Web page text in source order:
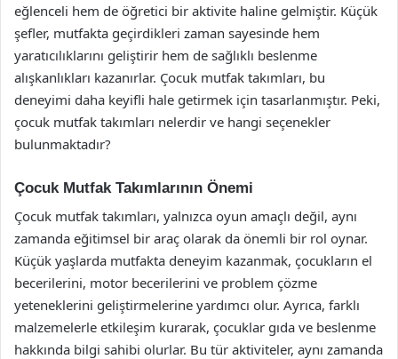
eğlenceli hem de öğretici bir aktivite haline gelmiştir. Küçük
şefler, mutfakta geçirdikleri zaman sayesinde hem
yaratıcılıklarını geliştirir hem de sağlıklı beslenme
alışkanlıkları kazanırlar. Çocuk mutfak takımları, bu
deneyimi daha keyifli hale getirmek için tasarlanmıştır. Peki,
çocuk mutfak takımları nelerdir ve hangi seçenekler
bulunmaktadır?
Çocuk Mutfak Takımlarının Önemi
Çocuk mutfak takımları, yalnızca oyun amaçlı değil, aynı
zamanda eğitimsel bir araç olarak da önemli bir rol oynar.
Küçük yaşlarda mutfakta deneyim kazanmak, çocukların el
becerilerini, motor becerilerini ve problem çözme
yeteneklerini geliştirmelerine yardımcı olur. Ayrıca, farklı
malzemelerle etkileşim kurarak, çocuklar gıda ve beslenme
hakkında bilgi sahibi olurlar. Bu tür aktiviteler, aynı zamanda